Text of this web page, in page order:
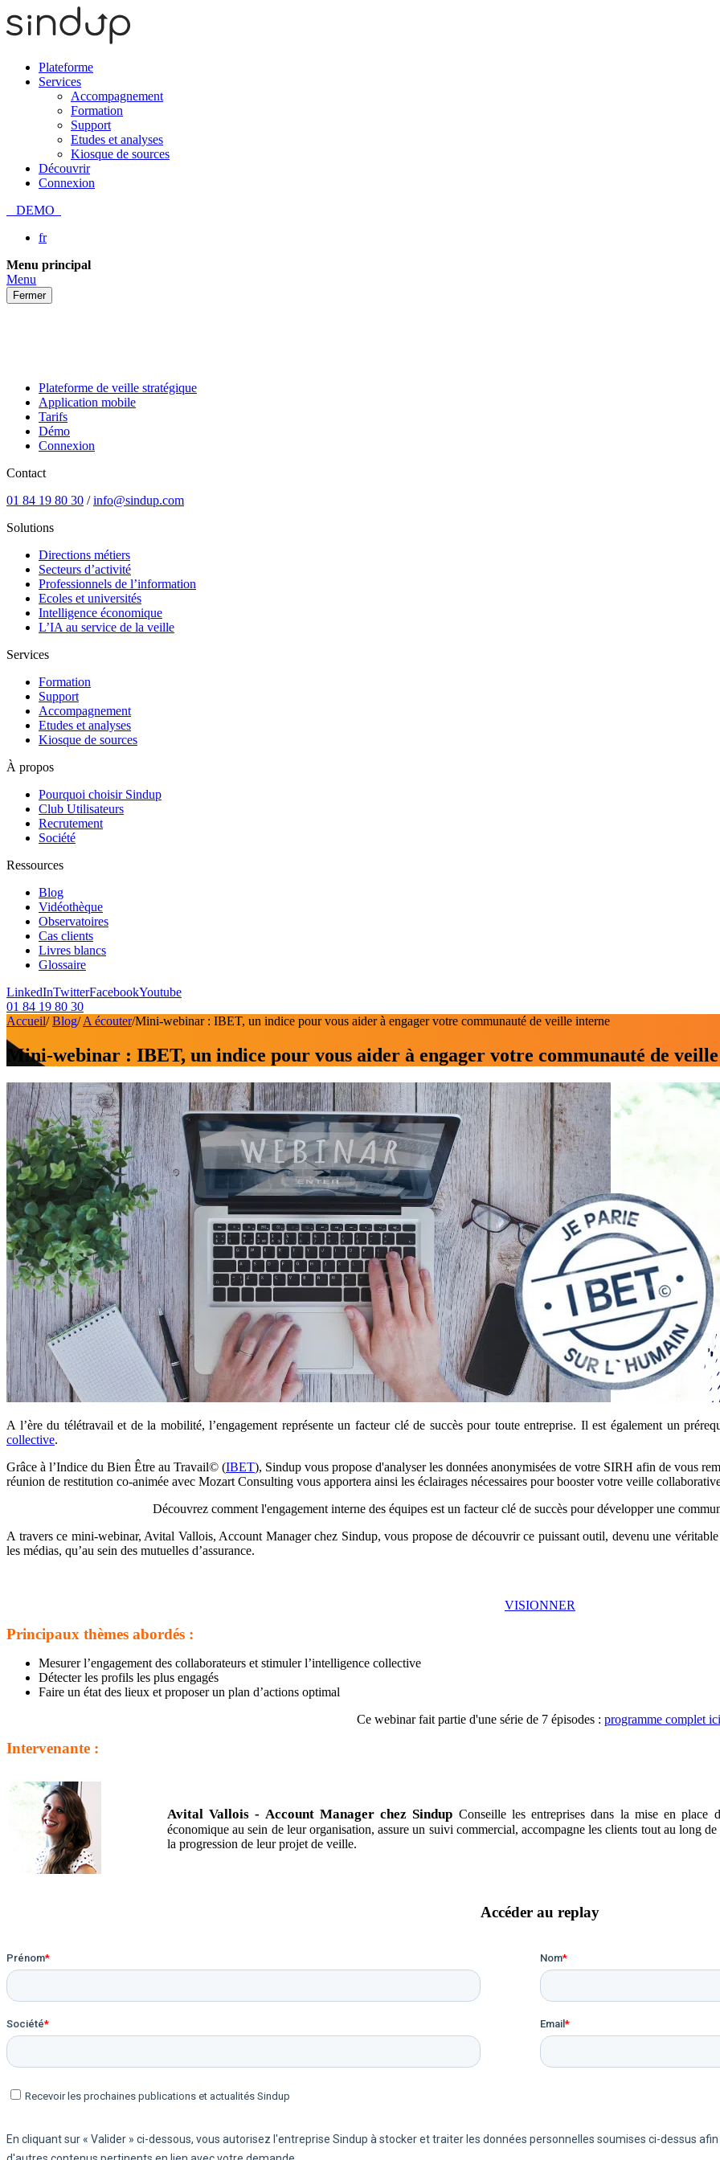
Plateforme
Services
Accompagnement
Formation
Support
Etudes et analyses
Kiosque de sources
Découvrir
Connexion
DEMO
fr
Passer
au
contenu
Menu principal
Menu
Fermer
Plateforme de veille stratégique
Application mobile
Tarifs
Démo
Connexion
Contact
01 84 19 80 30 /info@sindup.com
Solutions
Directions métiers
Secteurs d’activité
Professionnels de l’information
Ecoles et universités
Intelligence économique
L’IA au service de la veille
Services
Formation
Support
Accompagnement
Etudes et analyses
Kiosque de sources
À propos
Pourquoi choisir Sindup
Club Utilisateurs
Recrutement
Société
Ressources
Blog
Vidéothèque
Observatoires
Cas clients
Livres blancs
Glossaire
LinkedInTwitterFacebookYoutube
01 84 19 80 30
Accueil/ Blog/ A écouter/Mini-webinar : IBET, un indice pour vous aider à engager votre communauté de veille interne
Mini-webinar : IBET, un indice pour vous aider à engager votre communauté de
A l’ère du télétravail et de la mobilité, l’engagement représente un facteur clé de succès pour toute entreprise. Il est également un
collective.
Grâce à l’Indice du Bien Être au Travail© (IBET), Sindup vous propose d'analyser les données anonymisées de votre SIRH afin de vous
réunion de restitution co-animée avec Mozart Consulting vous apportera ainsi les éclairages nécessaires pour booster votre veille
Découvrez comment l'engagement interne des équipes est un facteur clé de succès pour développer une
A travers ce mini-webinar, Avital Vallois, Account Manager chez Sindup, vous propose de découvrir ce puissant outil, devenu une
les médias, qu’au sein des mutuelles d’assurance.
VISIONNER
Principaux thèmes abordés :
Mesurer l’engagement des collaborateurs et stimuler l’intelligence collective
Détecter les profils les plus engagés
Faire un état des lieux et proposer un plan d’actions optimal
Ce webinar fait partie d'une série de 7 épisodes : programme complet
Intervenante :
Avital Vallois - Account Manager chez Sindup Conseille les entreprises dans la mise en place
économique au sein de leur organisation, assure un suivi commercial, accompagne les clients tout au long
la progression de leur projet de veille.
Accéder au replay